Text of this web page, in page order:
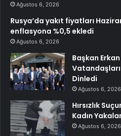
Ağustos 6, 2026
Rusya’da yakıt fiyatları
enflasyona %0,5 ekledi
Ağustos 6, 2026
Başkan
Dinledi
Ağustos 6, 2026
Hırsızlık
Kadın
Ağustos 6, 2026